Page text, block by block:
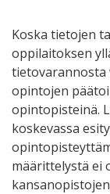
Koska tietojen
oppilaitoksen
tietovarannosta
opintojen
opintopisteinä.
koskevassa
määrittelystä ei